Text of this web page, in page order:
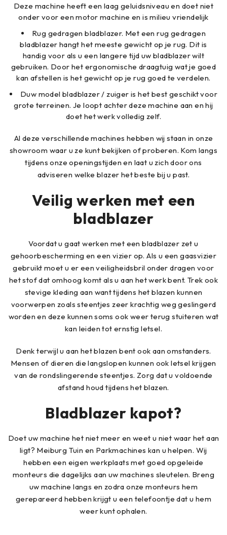
Deze machine heeft een laag geluidsniveau en doet niet
onder voor een motor machine en is milieu vriendelijk
Rug gedragen bladblazer. Met een rug gedragen
bladblazer hangt het meeste gewicht op je rug. Dit is
handig voor als u een langere tijd uw bladblazer wilt
gebruiken. Door het ergonomische draagtuig wat je goed
kan afstellen is het gewicht op je rug goed te verdelen.
Duw model bladblazer / zuiger is het best geschikt voor
grote terreinen. Je loopt achter deze machine aan en hij
doet het werk volledig zelf.
Al deze verschillende machines hebben wij staan in onze
showroom waar u ze kunt bekijken of proberen. Kom langs
tijdens onze openingstijden en laat u zich door ons
adviseren welke blazer het beste bij u past.
Veilig werken met een
bladblazer
Voordat u gaat werken met een bladblazer zet u
gehoorbescherming en een vizier op. Als u een gaasvizier
gebruikt moet u er een veiligheidsbril onder dragen voor
het stof dat omhoog komt als u aan het werk bent. Trek ook
stevige kleding aan want tijdens het blazen kunnen
voorwerpen zoals steentjes zeer krachtig weg geslingerd
worden en deze kunnen soms ook weer terug stuiteren wat
kan leiden tot ernstig letsel.
Denk terwijl u aan het blazen bent ook aan omstanders.
Mensen of dieren die langslopen kunnen ook letsel krijgen
van de rondslingerende steentjes. Zorg dat u voldoende
afstand houd tijdens het blazen.
Bladblazer kapot?
Doet uw machine het niet meer en weet u niet waar het aan
ligt? Meiburg Tuin en Parkmachines kan u helpen. Wij
hebben een eigen werkplaats met goed opgeleide
monteurs die dagelijks aan uw machines sleutelen. Breng
uw machine langs en zodra onze monteurs hem
gerepareerd hebben krijgt u een telefoontje dat u hem
weer kunt ophalen.